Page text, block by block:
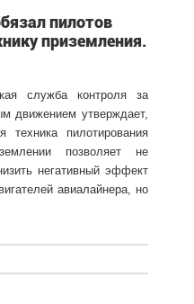
пилотов
приземления.
служба контроля за
движением утверждает,
техника пилотирования
позволяет не
негативный эффект
авиалайнера, но